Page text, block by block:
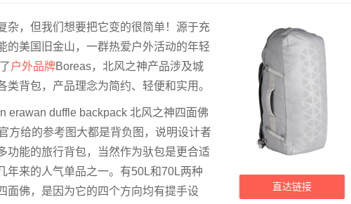
直达链接
杂，但我们想要把它变的很简单！源于充
的美国旧金山，一群热爱户外活动的年轻
户外品牌Boreas，北风之神产品涉及城
类背包，产品理念为简约、轻便和实用。
erawan duffle backpack 北风之神四面佛
方给的参考图大都是背负图，说明设计者
功能的旅行背包，当然作为驮包是更合适
年来的人气单品之一。有50L和70L两种
面佛，是因为它的四个方向均有提手设